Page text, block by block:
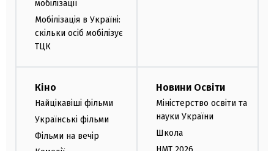
мобілізації
Мобілізація в Україні:
скільки осіб мобілізує
ТЦК
Кіно
Найцікавіші фільми
Українські фільми
Фільми на вечір
Новини Освіти
Міністерство освіти та
науки України
Школа